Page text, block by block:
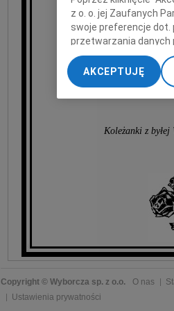
Koleżanki z
Copyright © Wyborcza sp. z o.o. O nas
Ustawienia prywatności
z o. o. jej Zaufanych
swoje preferencje dot.
przetwarzania danych
„Ustawienia
My, nasi Zaufani
dokładnych danych
Przechowywanie
treści, badnie
AKCEPTUJĘ